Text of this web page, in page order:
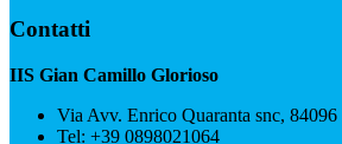
Contatti
IIS Gian Camillo Glorioso
Via Avv. Enrico Quaranta snc,
Tel: +39 0898021064